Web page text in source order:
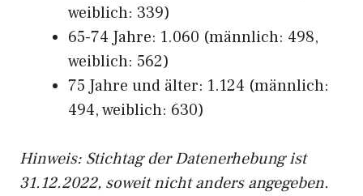
weiblich: 339)
65-74 Jahre: 1.060 (männlich: 498,
weiblich: 562)
75 Jahre und älter: 1.124 (männlich:
494, weiblich: 630)
Hinweis: Stichtag der Datenerhebung ist
31.12.2022, soweit nicht anders angegeben.